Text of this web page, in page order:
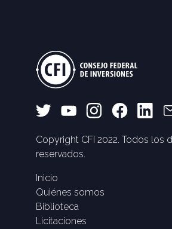
Copyright CFI 2022. Todos los
reservados.
Inicio
Quiénes somos
Biblioteca
Licitaciones